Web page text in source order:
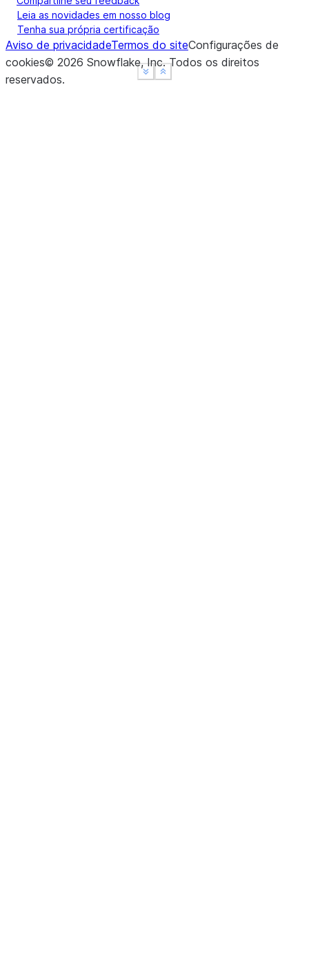
Show less
See moreShow less
See more
Leia as novidades em nosso blog
Tenha sua própria certificação
Aviso de privacidadeTermos do siteConfigurações de
cookies© 2026 Snowflake, Inc.Todos os direitos
reservados.